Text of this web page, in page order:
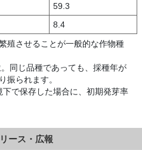
59.3
8.4
殖させることが一般的な作物種
同じ品種であっても、採種年が
振られます。
で保存した場合に、初期発芽率
ース・広報